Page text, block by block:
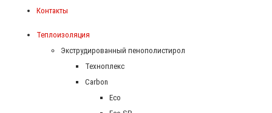
Контакты
Теплоизоляция
Экструдированный пенополистирол
Техноплекс
Carbon
Eco